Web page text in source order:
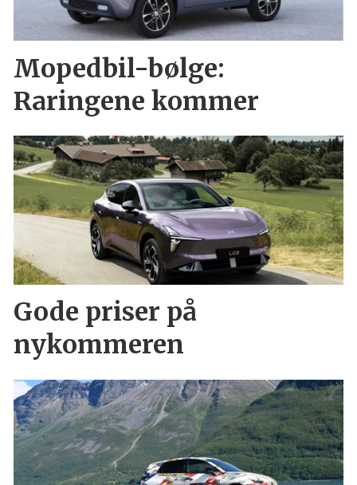
Mopedbil-bølge:
Raringene kommer
Gode priser på
nykommeren